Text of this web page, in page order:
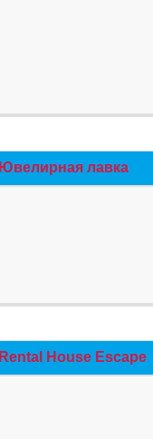
Ювелирная лавка
Rental House Escape